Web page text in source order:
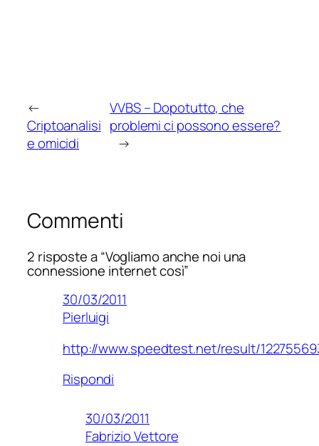
←
Criptoanalisi
e omicidi
VVBS – Dopotutto, che
problemi ci possono essere?
→
Commenti
2 risposte a “Vogliamo anche noi una
connessione internet così”
30/03/2011
Pierluigi
http://www.speedtest.net/result/
Rispondi
30/03/2011
Fabrizio Vettore